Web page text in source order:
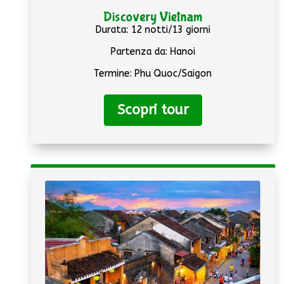
Discovery Vietnam
Durata: 12 notti/13 giorni
Partenza da: Hanoi
Termine: Phu Quoc/Saigon
Scopri tour